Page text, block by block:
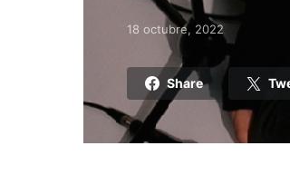
Posted on
18 octubre, 2022
Share